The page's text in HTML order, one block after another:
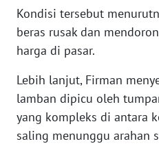
Kondisi tersebut
beras rusak dan
harga di pasar.
Lebih lanjut, Firman
lamban dipicu oleh
yang kompleks di antara
saling menunggu arahan
JAKARTA
WN
WN
BANTEN